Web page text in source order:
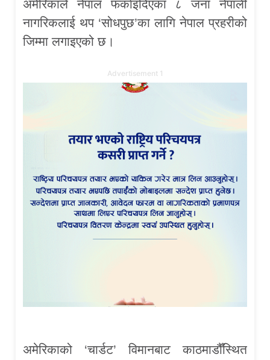
अमेरिकाले नेपाल फर्काइदिएका ८ जना नेपाली
नागरिकलाई थप ‘सोधपुछ’का लागि नेपाल प्रहरीको
जिम्मा लगाइएको छ।
Advertisement 1
अमेरिकाको ‘चार्डट’ विमानबाट काठमाडौँस्थित